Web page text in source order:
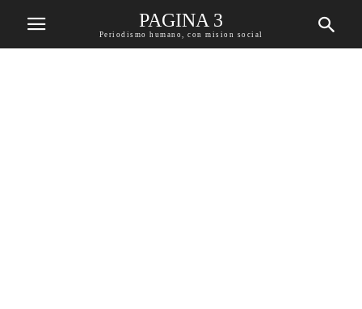
PAGINA 3
Periodismo humano, con mision social